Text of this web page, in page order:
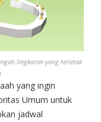
lingkaran yang terletak
yang ingin
Umum untuk
jadwal